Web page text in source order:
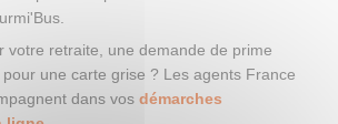
votre retraite, une demande de prime
pour une carte grise ? Les agents France
dans vos démarches